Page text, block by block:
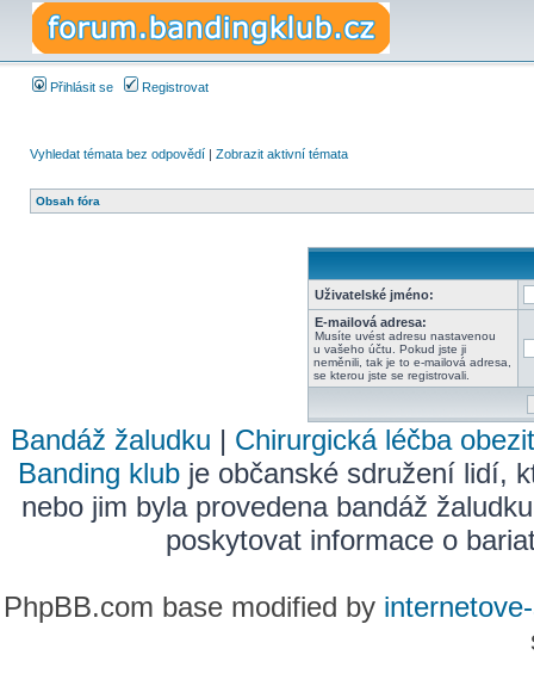
Přihlásit se Registrovat
Vyhledat témata bez odpovědí | Zobrazit aktivní témata
Obsah fóra
Uživatelské jméno:
E-mailová adresa:
Musíte uvést adresu nastavenou
u vašeho účtu. Pokud jste ji
neměnili, tak je to e-mailová adresa,
se kterou jste se registrovali.
Bandáž žaludku | Chirurgická léčba
Banding klub je občanské sdružení lidí,
nebo jim byla provedena bandáž
poskytovat informace o
PhpBB.com base modified by